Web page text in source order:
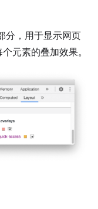
分，用于显示网页
元素的叠加效果。